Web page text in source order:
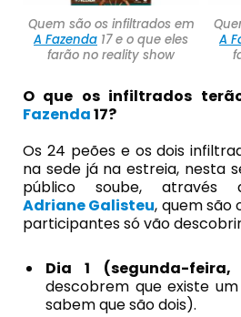
Quem são os infiltrados em
A Fazenda 17 e o que eles
farão no reality show
A
O que os infiltrados
Fazenda17?
Os 24 peões e os dois
na sede já na estreia, nesta
público soube, através
Adriane Galisteu, quem são
participantes só vão
Dia 1 (segunda-feira,
descobrem que existe
sabem que são dois).